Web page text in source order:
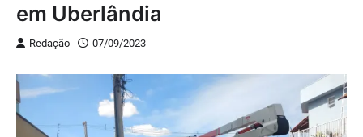
em Uberlândia
Redação 07/09/2023